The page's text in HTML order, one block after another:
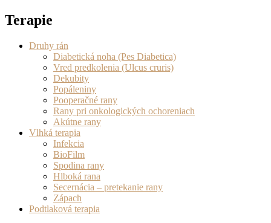
Terapie
Druhy rán
Diabetická noha (Pes Diabetica)
Vred predkolenia (Ulcus cruris)
Dekubity
Popáleniny
Pooperačné rany
Rany pri onkologických ochoreniach
Akútne rany
Vlhká terapia
Infekcia
BioFilm
Spodina rany
Hlboká rana
Secernácia – pretekanie rany
Zápach
Podtlaková terapia